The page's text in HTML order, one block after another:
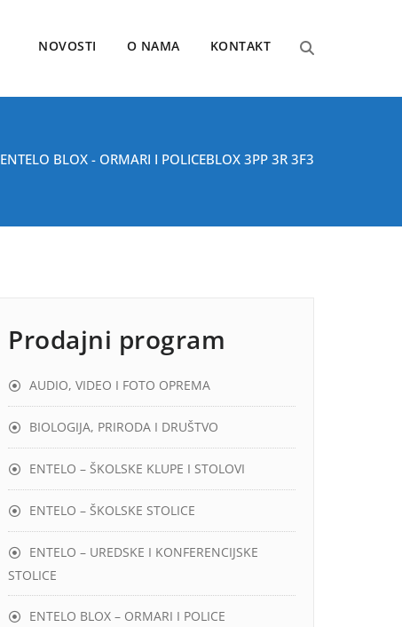
NOVOSTI O NAMA KONTAKT
ENTELO BLOX - ORMARI I POLICEBLOX 3PP 3R 3F3
Prodajni program
AUDIO, VIDEO I FOTO OPREMA
BIOLOGIJA, PRIRODA I DRUŠTVO
ENTELO – ŠKOLSKE KLUPE I STOLOVI
ENTELO – ŠKOLSKE STOLICE
ENTELO – UREDSKE I KONFERENCIJSKE
STOLICE
ENTELO BLOX – ORMARI I POLICE